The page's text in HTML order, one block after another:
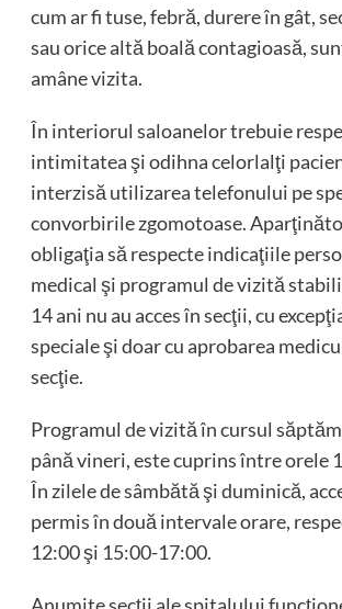
cum ar fi tuse, febră, durere în gât,
sau orice altă boală contagioasă,
amâne vizita.
În interiorul saloanelor trebuie
intimitatea şi odihna celorlalţi
interzisă utilizarea telefonului pe
convorbirile zgomotoase.
obligaţia să respecte indicaţiile
medical şi programul de vizită
14 ani nu au acces în secţii, cu
speciale şi doar cu aprobarea
secţie.
Programul de vizită în cursul
până vineri, este cuprins între orele
În zilele de sâmbătă şi duminică,
permis în două intervale orare,
12:00 şi 15:00-17:00.